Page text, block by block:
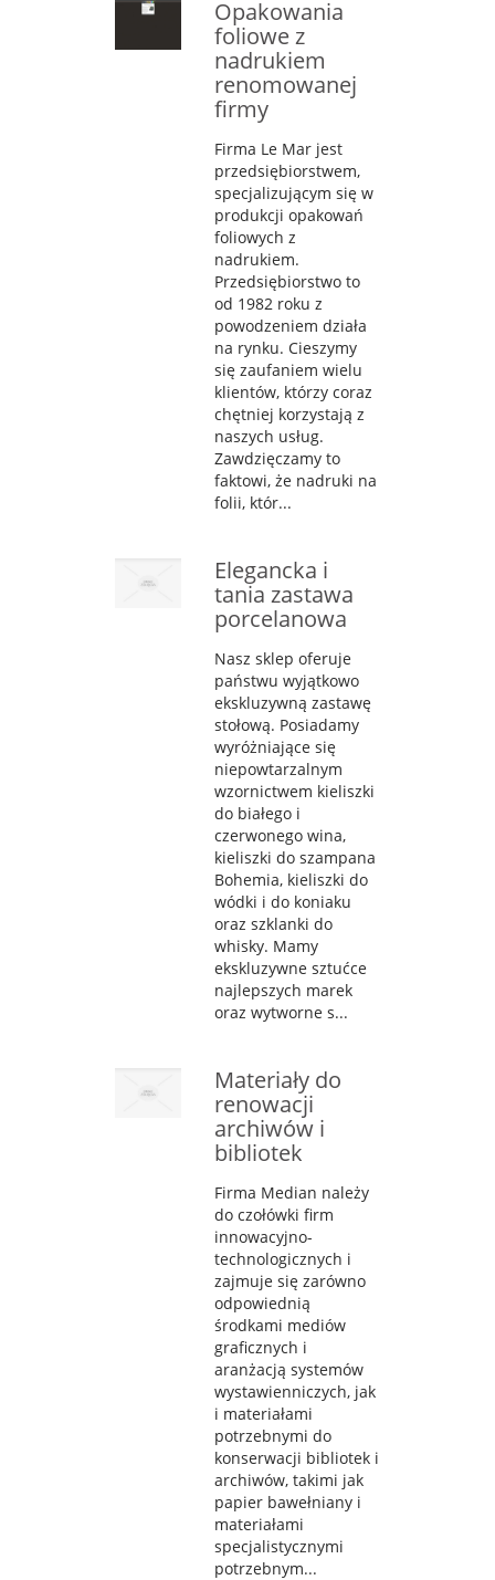
Opakowania
foliowe z
nadrukiem
renomowanej
firmy
Firma Le Mar jest
przedsiębiorstwem,
specjalizującym się w
produkcji opakowań
foliowych z
nadrukiem.
Przedsiębiorstwo to
od 1982 roku z
powodzeniem działa
na rynku. Cieszymy
się zaufaniem wielu
klientów, którzy coraz
chętniej korzystają z
naszych usług.
Zawdzięczamy to
faktowi, że nadruki na
folii, któr...
Elegancka i
tania zastawa
porcelanowa
Nasz sklep oferuje
państwu wyjątkowo
ekskluzywną zastawę
stołową. Posiadamy
wyróżniające się
niepowtarzalnym
wzornictwem kieliszki
do białego i
czerwonego wina,
kieliszki do szampana
Bohemia, kieliszki do
wódki i do koniaku
oraz szklanki do
whisky. Mamy
ekskluzywne sztućce
najlepszych marek
oraz wytworne s...
Materiały do
renowacji
archiwów i
bibliotek
Firma Median należy
do czołówki firm
innowacyjno-
technologicznych i
zajmuje się zarówno
odpowiednią
środkami mediów
graficznych i
aranżacją systemów
wystawienniczych, jak
i materiałami
potrzebnymi do
konserwacji bibliotek i
archiwów, takimi jak
papier bawełniany i
materiałami
specjalistycznymi
potrzebnym...